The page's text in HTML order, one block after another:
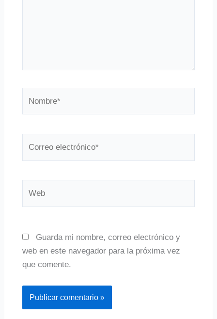
Guarda mi nombre, correo electrónico y
web en este navegador para la próxima vez
que comente.